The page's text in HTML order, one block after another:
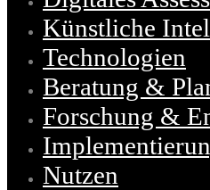
Künstliche
Technologien
Beratung &
Forschung &
Nutzen